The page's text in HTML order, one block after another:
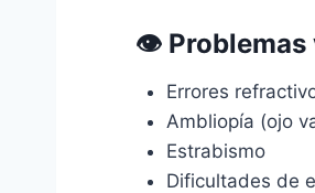
👁️ Problemas
Errores
Ambliopía (ojo
Estrabismo
Dificultades de